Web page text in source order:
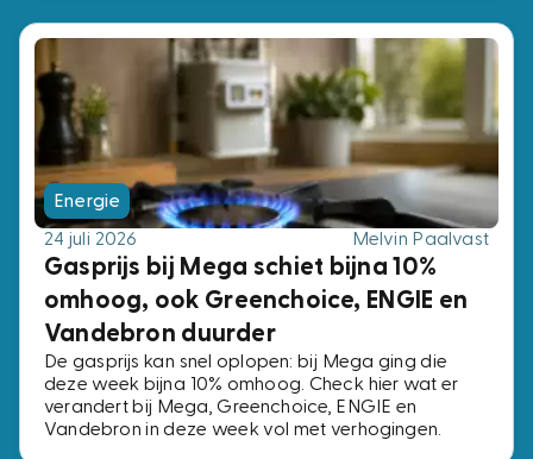
betaal je bij de ene aanbieder € 2,- per maand en
bij de andere € 15,-. Wij zochten de voordeligste
opties uit.
Energie
24 juli 2026
Melvin Paalvast
Gasprijs bij Mega schiet bijna 10%
omhoog, ook Greenchoice, ENGIE en
Vandebron duurder
De gasprijs kan snel oplopen: bij Mega ging die
deze week bijna 10% omhoog. Check hier wat er
verandert bij Mega, Greenchoice, ENGIE en
Vandebron in deze week vol met verhogingen.